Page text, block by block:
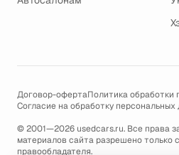
Договор-офертаПолитика обработки
Согласие на обработку персональных
© 2001—2026 usedcars.ru. Все права
материалов сайта разрешено только
правообладателя.